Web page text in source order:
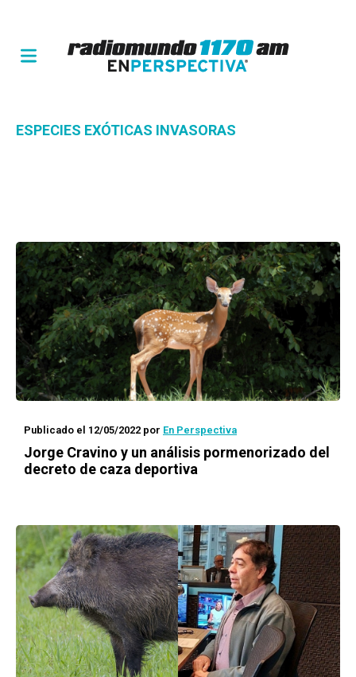
ESPECIES EXÓTICAS INVASORAS
Publicado el 12/05/2022 por En Perspectiva
Jorge Cravino y un análisis pormenorizado del
decreto de caza deportiva